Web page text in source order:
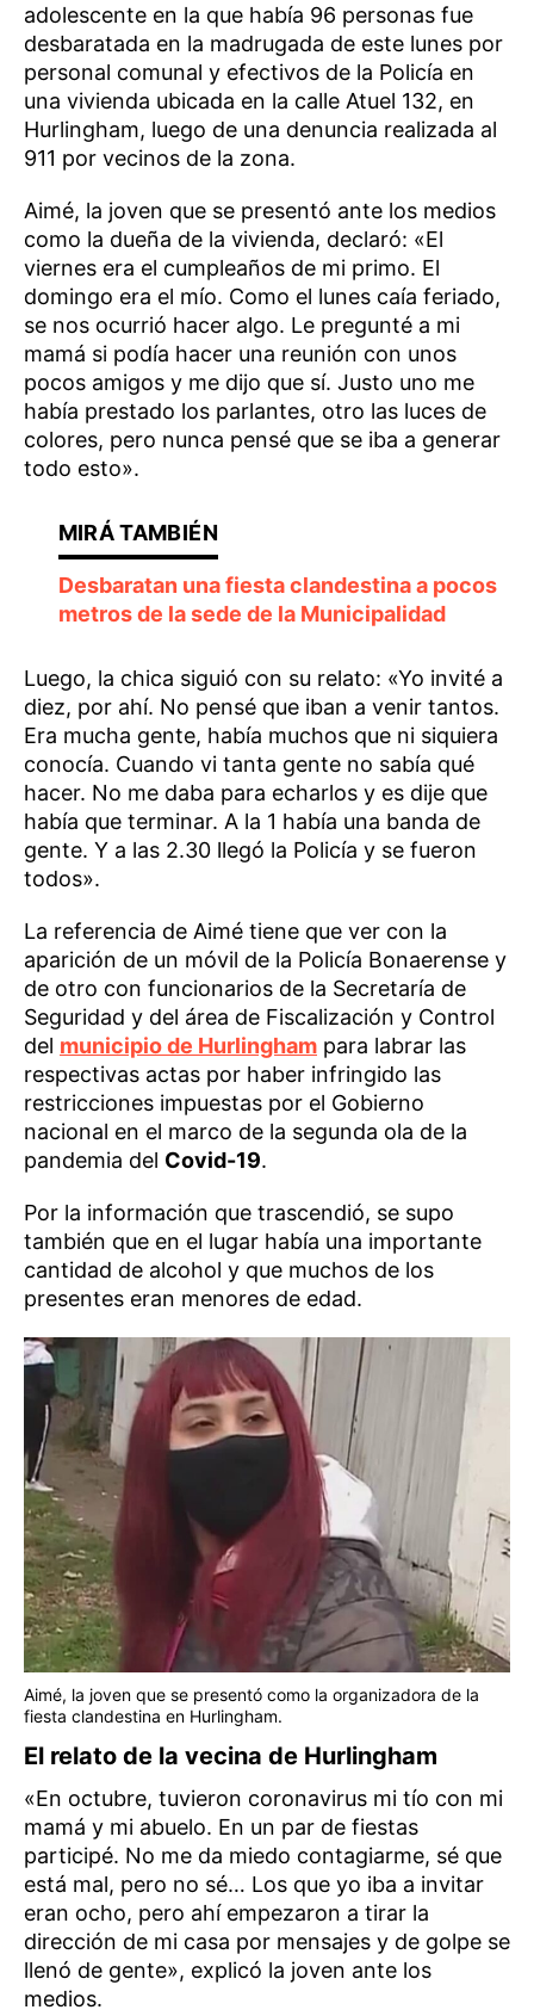
adolescente en la que había 96 personas fue
desbaratada en la madrugada de este lunes por
personal comunal y efectivos de la Policía en
una vivienda ubicada en la calle Atuel 132, en
Hurlingham, luego de una denuncia realizada al
911 por vecinos de la zona.
Aimé, la joven que se presentó ante los medios
como la dueña de la vivienda, declaró: «El
viernes era el cumpleaños de mi primo. El
domingo era el mío. Como el lunes caía feriado,
se nos ocurrió hacer algo. Le pregunté a mi
mamá si podía hacer una reunión con unos
pocos amigos y me dijo que sí. Justo uno me
había prestado los parlantes, otro las luces de
colores, pero nunca pensé que se iba a generar
todo esto».
Desbaratan una fiesta clandestina a pocos
metros de la sede de la Municipalidad
Luego, la chica siguió con su relato: «Yo invité a
diez, por ahí. No pensé que iban a venir tantos.
Era mucha gente, había muchos que ni siquiera
conocía. Cuando vi tanta gente no sabía qué
hacer. No me daba para echarlos y es dije que
había que terminar. A la 1 había una banda de
gente. Y a las 2.30 llegó la Policía y se fueron
todos».
La referencia de Aimé tiene que ver con la
aparición de un móvil de la Policía Bonaerense y
de otro con funcionarios de la Secretaría de
Seguridad y del área de Fiscalización y Control
del municipio de Hurlingham para labrar las
respectivas actas por haber infringido las
restricciones impuestas por el Gobierno
nacional en el marco de la segunda ola de la
pandemia del Covid-19.
Por la información que trascendió, se supo
también que en el lugar había una importante
cantidad de alcohol y que muchos de los
presentes eran menores de edad.
Aimé, la joven que se presentó como la organizadora de la
fiesta clandestina en Hurlingham.
El relato de la vecina de Hurlingham
«En octubre, tuvieron coronavirus mi tío con mi
mamá y mi abuelo. En un par de fiestas
participé. No me da miedo contagiarme, sé que
está mal, pero no sé… Los que yo iba a invitar
eran ocho, pero ahí empezaron a tirar la
dirección de mi casa por mensajes y de golpe se
llenó de gente», explicó la joven ante los
medios.